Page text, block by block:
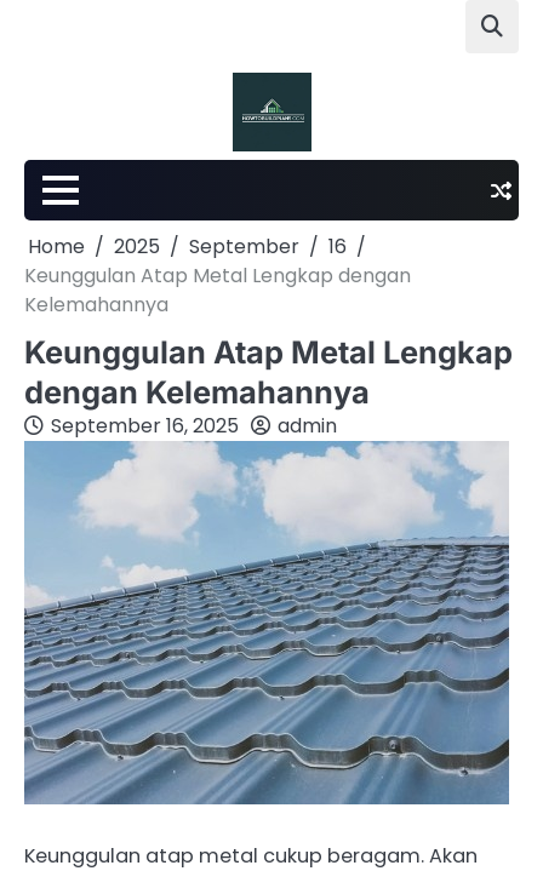
Home 2025 September
16
Keunggulan Atap Metal Lengkap dengan
Kelemahannya
Keunggulan Atap Metal Lengkap
dengan Kelemahannya
September 16, 2025 admin
Keunggulan atap metal cukup beragam. Akan